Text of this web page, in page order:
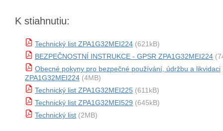
K stiahnutiu:
Technický list ZPA1G32MEI224 (621kB)
BEZPEČNOSTNÍ INSTRUKCE - GPSR ZPA1G32MEI224
Obecné pokyny pro bezpečné používání, údržbu a likvidaci
ZPA1G32MEI224 (4MB)
Technický list ZPA1G32MEI225 (611kB)
Technický list ZPA1G32MEI529 (645kB)
Technický list (2MB)